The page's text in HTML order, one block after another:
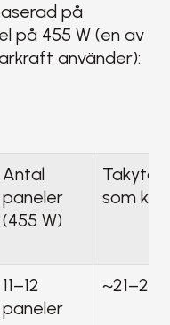
på
på 455 W (en av
använder):
Antal
paneler
(455 W)
Takyta
som
11–12
paneler
~21–23